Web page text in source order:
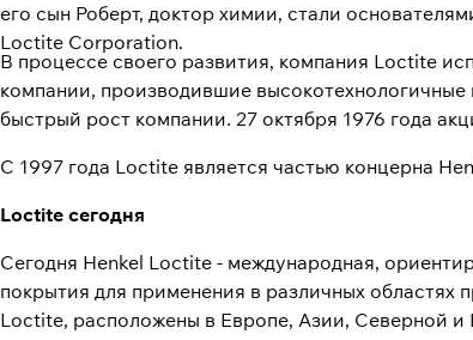
его сын Роберт, доктор химии, стали
Loctite Corporation.
В процессе своего развития, компания Loctite
компании, производившие
быстрый рост компании. 27 октября 1976 года
С 1997 года Loctite является частью концерна
Loctite сегодня
Сегодня Henkel Loctite - международная,
покрытия для применения в различных
Loctite, расположены в Европе, Азии, Северной